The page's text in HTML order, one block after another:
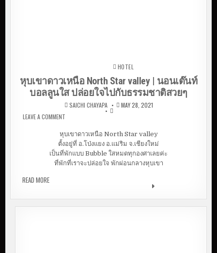
HOTEL
หุบเขาดาวเหนือ North Star valley | นอนเต๊นท์
บอลลูนใส ปล่อยใจไปกับธรรมชาติสวยๆ
SAICHI CHAYAPA
MAY 28, 2021
LEAVE A COMMENT
หุบเขาดาวเหนือ North Star valley
ตั้งอยู่ที่ อ.โป่งแยง อ.แม่ริม จ.เชียงใหม่
เป็นที่พักแบบ Bubble ใสหมดทุกองศาเลยค่ะ
ที่พักที่เราจะปล่อยใจ พักผ่อนกลางหุบเขา
READ MOREหุบเขาดาวเหนือ NORTH STAR VALLEY | นอนเต๊นท์บอลลูน